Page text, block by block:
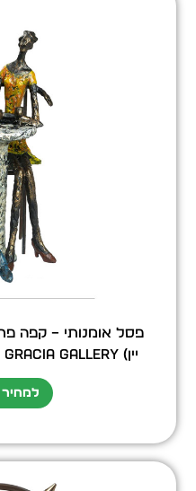
פסל אומנותי – קפה
יין) GRACIA GALLERY גובה 35 ס”מ דגם 3456